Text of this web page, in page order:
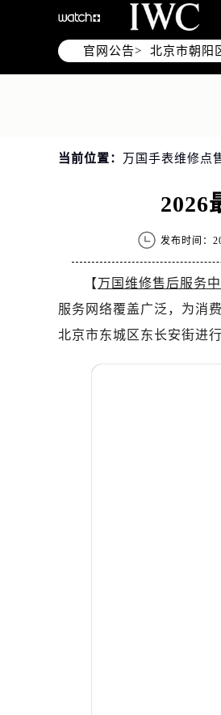
官网公告>
北京市东城
北京市朝阳
天津市和平
上海市徐汇
南京市秦
徐州市鼓楼
盐城市盐
泰州市海陵
杭州市上城
金华市金
嘉兴市南
南昌市红谷
广州市越
深圳市罗
惠州市惠
厦门市思
福州市鼓
成都市锦
重庆市江
长沙市芙
郑州市二
太原市迎
沈阳市沈
沈阳市沈
乌鲁木齐
当前位置： 万国手表维修点
2026
发布时间：
【万国维修售后服务
服务网络覆盖广泛，为消
北京市东城区东长安街进